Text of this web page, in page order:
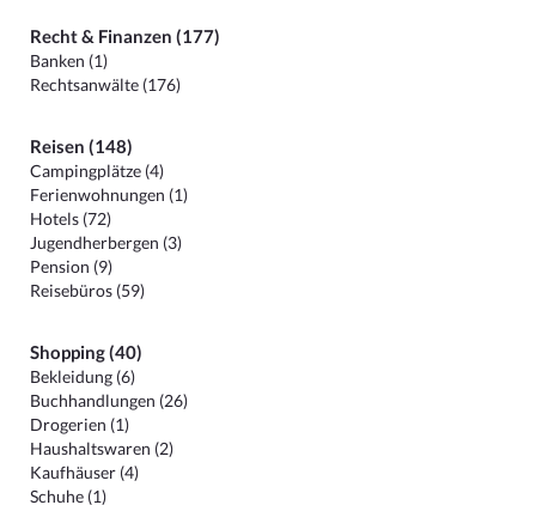
Recht & Finanzen (177)
Banken (1)
Rechtsanwälte (176)
Reisen (148)
Campingplätze (4)
Ferienwohnungen (1)
Hotels (72)
Jugendherbergen (3)
Pension (9)
Reisebüros (59)
Shopping (40)
Bekleidung (6)
Buchhandlungen (26)
Drogerien (1)
Haushaltswaren (2)
Kaufhäuser (4)
Schuhe (1)